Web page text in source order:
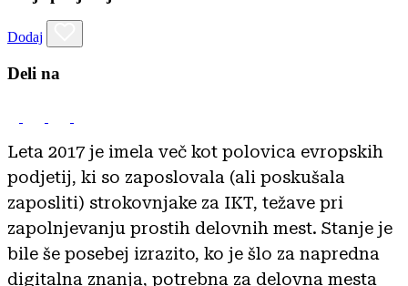
Dodaj
Deli na
Leta 2017 je imela več kot polovica evropskih
podjetij, ki so zaposlovala (ali poskušala
zaposliti) strokovnjake za IKT, težave pri
zapolnjevanju prostih delovnih mest. Stanje je
bile še posebej izrazito, ko je šlo za napredna
digitalna znanja, potrebna za delovna mesta